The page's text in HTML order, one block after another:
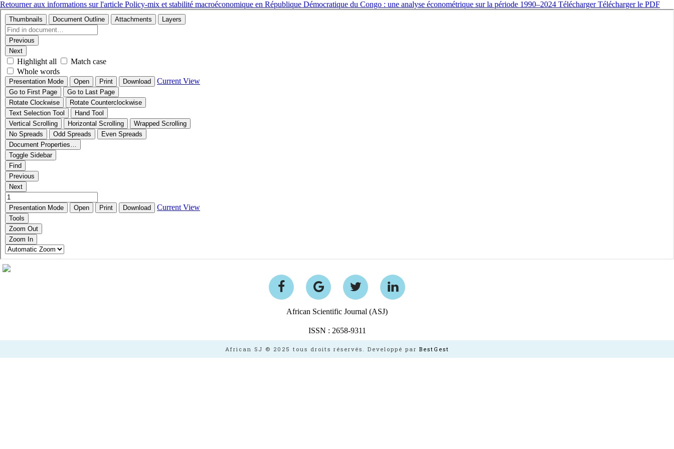
Retourner aux informations sur l'article Policy-mix et stabilité macroéconomique en République Démocratique du Congo : une analyse économétrique sur la période 1990–2024 TéléchargerTélécharger le PDF
African Scientific Journal (ASJ)
ISSN : 2658-9311
African SJ © 2025 tous droits réservés. Developpé par BestGest